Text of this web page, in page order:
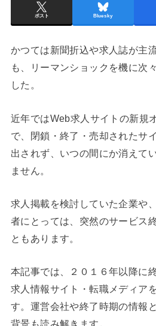
ポスト Bluesky
かつては新聞折込や求人誌が主
も、リーマンショックを機に次
した。
近年ではWeb求人サイトの新規
で、閉鎖・終了・売却されたサ
出されず、いつの間にか消えて
ません。
求人掲載を検討していた企業や
者にとっては、突然のサービス
ともあります。
本記事では、２０１６年以降に
求人情報サイト・転職メディア
す。運営会社や終了時期の情報